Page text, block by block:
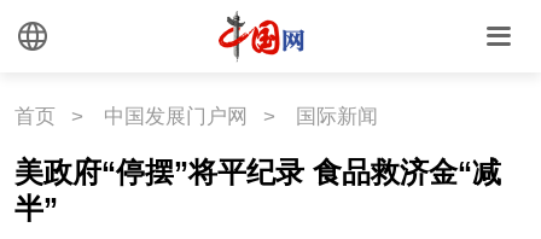
首页 > 中国发展门户网 > 国际新闻
美政府“停摆”将平纪录 食品救济金“减
半”